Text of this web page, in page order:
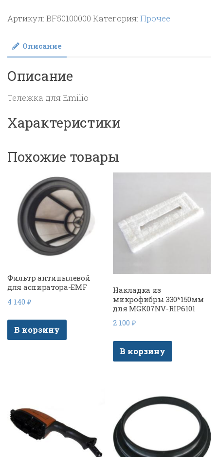
для
BF50100000
Артикул: BF50100000 Категория: Прочее
Описание
Описание
Тележка для Emilio
Характеристики
Похожие товары
Фильтр антипылевой
для аспиратора-EMF
4 140 ₽
В корзину
Накладка из
микрофибры 330*150мм
для MGK07NV-RIP6101
2 100₽
В корзину